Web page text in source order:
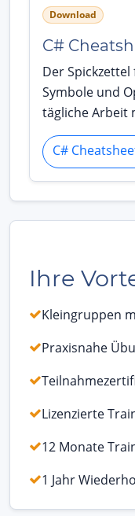
Download
C#
Der
Symbole und
tägliche Arbeit
C#
Ihre
Kleingruppen
Praxisnahe
Lizenzierte
12 Monate
1 Jahr